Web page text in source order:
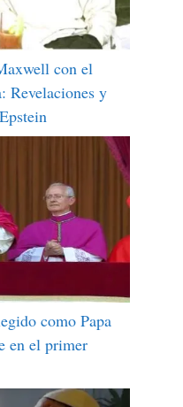
con el
Revelaciones y
como Papa
en el primer